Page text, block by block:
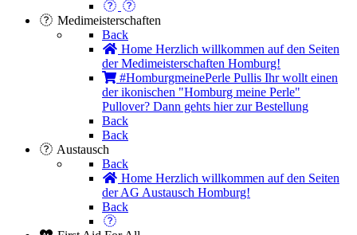
Medimeisterschaften
Back
Home Herzlich willkommen auf den Seiten
der Medimeisterschaften Homburg!
#HomburgmeinePerle Pullis Ihr wollt einen
der ikonischen "Homburg meine Perle"
Pullover? Dann gehts hier zur Bestellung
Back
Back
Austausch
Back
Home Herzlich willkommen auf den Seiten
der AG Austausch Homburg!
Back